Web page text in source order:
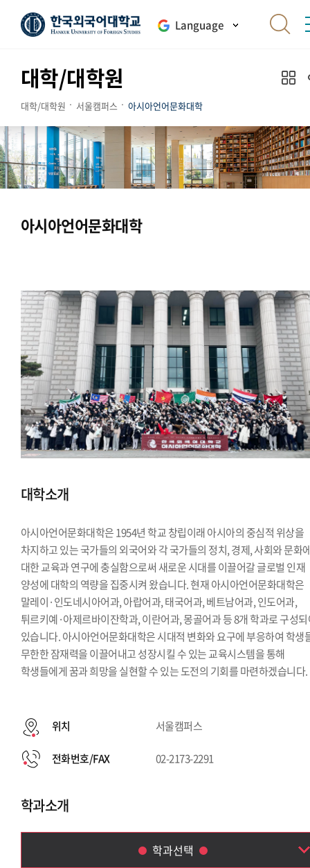
Language
대학/대학원
대학/대학원 서울캠퍼스 아시아언어문화대학
아시아언어문화대학
대학소개
아시아언어문화대학은 1954년 학교 창립이래 아시아의 중심적 위상을
차지하고 있는 국가들의 외국어와 각 국가들의 정치, 경제, 사회와 문화
대한 교육과 연구에 충실함으로써 새로운 시대를 이끌어갈 글로벌 인재
양성에 대학의 역량을 집중시켜 왔습니다. 현재 아시아언어문화대학은
말레이·인도네시아어과, 아랍어과, 태국어과, 베트남어과, 인도어과,
튀르키예·아제르바이잔학과, 이란어과, 몽골어과 등 8개 학과로 구성
있습니다. 아시아언어문화대학은 시대적 변화와 요구에 부응하여 학생
무한한 잠재력을 이끌어내고 성장시킬 수 있는 교육시스템을 통해
학생들에게 꿈과 희망을 실현할 수 있는 도전의 기회를 마련하겠습니다.
위치 서울캠퍼스
전화번호/FAX 02-2173-2291
학과소개
학과선택